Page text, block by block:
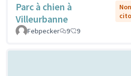
Parc à chien à
Villeurbanne
Febpecker
9 9